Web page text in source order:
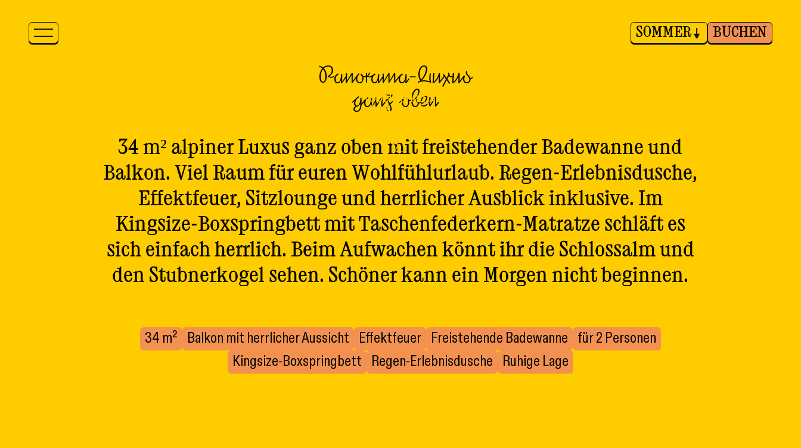
SOMMER BUCHEN
Deluxe
Panorama-Luxus
ganz oben
34 m² alpiner Luxus ganz oben mit freistehender Badewanne und
Balkon. Viel Raum für euren Wohlfühlurlaub. Regen-Erlebnisdusche,
Effektfeuer, Sitzlounge und herrlicher Ausblick inklusive. Im
Kingsize-Boxspringbett mit Taschenfederkern-Matratze schläft es
sich einfach herrlich. Beim Aufwachen könnt ihr die Schlossalm und
den Stubnerkogel sehen. Schöner kann ein Morgen nicht beginnen.
34 m² Balkon mit herrlicher Aussicht Effektfeuer Freistehende Badewanne
für 2 Personen
Kingsize-Boxspringbett
Regen-Erlebnisdusche Ruhige Lage